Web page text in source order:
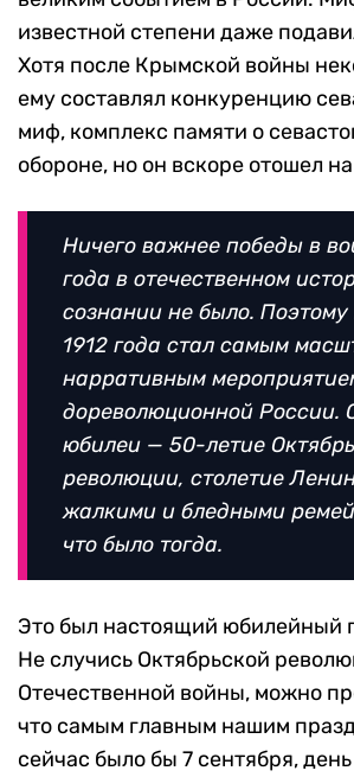
известной степени даже
Хотя после Крымской войны
ему составлял конкуренцию
миф, комплекс памяти о
обороне, но он вскоре отошел
Ничего важнее победы в
года в отечественном
сознании не было.
1912 года стал самым
нарративным
дореволюционной России.
юбилеи — 50-летие
революции, столетие
жалкими и бледными
что было тогда.
Это был настоящий юбилейный
Не случись Октябрьской
Отечественной войны, можно
что самым главным нашим
сейчас было бы 7 сентября,